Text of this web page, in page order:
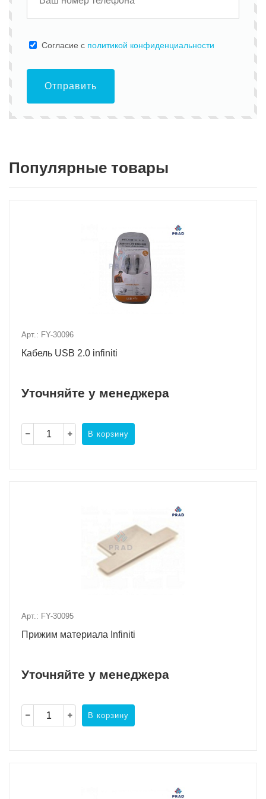
Cогласие с политикой конфиденциальности
Отправить
Популярные товары
Арт.: FY-30096
Кабель USB 2.0 infiniti
Уточняйте у менеджера
В корзину
Арт.: FY-30095
Прижим материала Infiniti
Уточняйте у менеджера
В корзину